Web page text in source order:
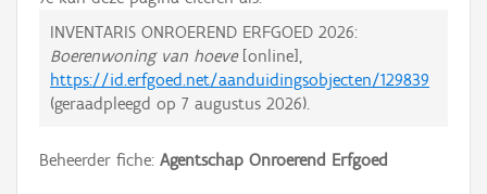
INVENTARIS ONROEREND ERFGOED 2026:
Boerenwoning van hoeve[online],
https://id.erfgoed.net/aanduidingsobjecten/129839
(geraadpleegd op 7 augustus 2026).
Beheerder fiche: Agentschap Onroerend Erfgoed